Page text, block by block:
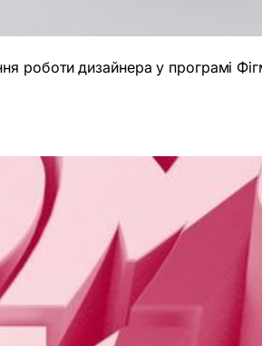
роботи дизайнера у програмі